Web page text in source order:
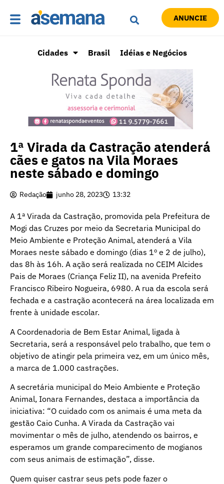
ANUNCIE
Cidades Brasil Idéias e Negócios
1ª Virada da Castração atenderá
cães e gatos na Vila Moraes
neste sábado e domingo
Redação junho 28, 2023 13:32
A 1ª Virada da Castração, promovida pela Prefeitura de
Mogi das Cruzes por meio da Secretaria Municipal do
Meio Ambiente e Proteção Animal, atenderá a Vila
Moraes neste sábado e domingo (dias 1º e 2 de julho),
das 8h às 16h. A ação será realizada no CEIM Alcides
Pais de Moraes (Criança Feliz II), na avenida Prefeito
Francisco Ribeiro Nogueira, 6980. A rua da escola será
fechada e a castração acontecerá na área localizada em
frente à unidade escolar.
A Coordenadoria de Bem Estar Animal, ligada à
Secretaria, será a responsável pelo trabalho, que tem o
objetivo de atingir pela primeira vez, em um único mês,
a marca de 1.000 castrações.
A secretária municipal do Meio Ambiente e Proteção
Animal, Ionara Fernandes, destaca a importância da
iniciativa: “O cuidado com os animais é uma meta da
gestão Caio Cunha. A Virada da Castração vai
movimentar o mês de julho, atendendo os bairros, e
esperamos um grande comparecimento de mogianos
com seus animais de estimação”, disse.
Quem quiser castrar seus pets pode fazer o